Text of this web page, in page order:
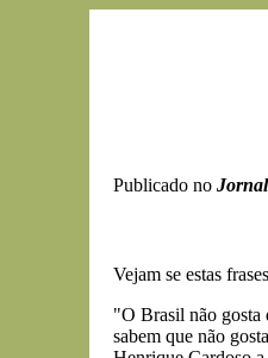
Publicado no
Vejam se estas
"O Brasil não gosta
sabem que não